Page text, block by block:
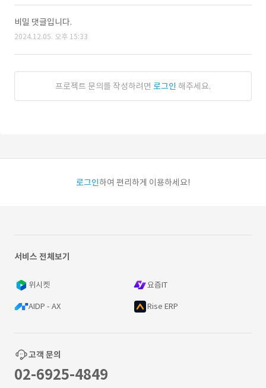
비밀 댓글입니다.
2024.12.05. 오후 15:33
프로젝트 문의를 작성하려면 로그인 해주세요.
로그인하여 편리하게 이용하세요!
서비스 전체보기
위시켓 요즘IT
AIDP - AX Rise ERP
고객 문의
02-6925-4849